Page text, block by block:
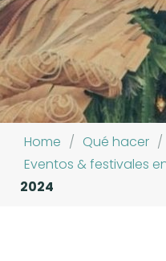
Home / Qué hacer /
Eventos & festivales
2024